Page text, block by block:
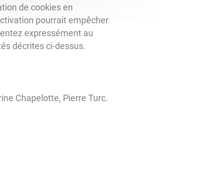
de cookies en
pourrait empêcher
expressément au
décrites ci-dessus.
Chapelotte, Pierre Turc.